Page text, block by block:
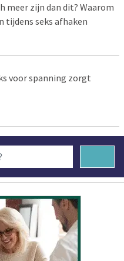
meer zijn dan dit? Waarom
tijdens seks afhaken
voor spanning zorgt